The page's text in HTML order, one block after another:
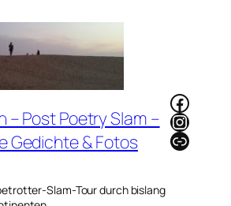
– Post Poetry Slam –
Gedichte & Fotos
Slam-Tour durch bislang
Link